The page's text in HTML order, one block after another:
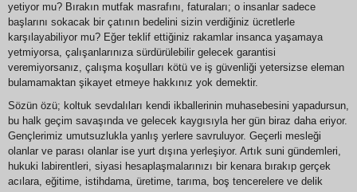
yetiyor mu? Bırakın mutfak masrafını, faturaları; o insanlar sadece
başlarını sokacak bir çatının bedelini sizin verdiğiniz ücretlerle
karşılayabiliyor mu? Eğer teklif ettiğiniz rakamlar insanca yaşamaya
yetmiyorsa, çalışanlarınıza sürdürülebilir gelecek garantisi
veremiyorsanız, çalışma koşulları kötü ve iş güvenliği yetersizse eleman
bulamamaktan şikayet etmeye hakkınız yok demektir.
Sözün özü; koltuk sevdalıları kendi ikballerinin muhasebesini yapadursun,
bu halk geçim savaşında ve gelecek kaygısıyla her gün biraz daha eriyor.
Gençlerimiz umutsuzlukla yanlış yerlere savruluyor. Geçerli mesleği
olanlar ve parası olanlar ise yurt dışına yerleşiyor. Artık suni gündemleri,
hukuki labirentleri, siyasi hesaplaşmalarınızı bir kenara bırakıp gerçek
acılara, eğitime, istihdama, üretime, tarıma, boş tencerelere ve delik